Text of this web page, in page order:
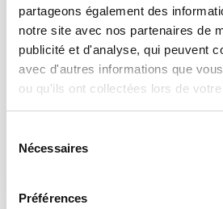
partageons également des
notre site avec nos partenaires de
publicité et d'analyse, qui peuvent
avec d'autres informations que
ou qu'ils ont collectées lors de
services.
Nécessaires
Préférences
nos deux entreprises de
solutions qui non
aux besoins actuels, mais
également une